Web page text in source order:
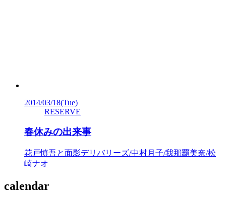
2014/03/18(Tue)
RESERVE
春休みの出来事
花戸慎吾と面影デリバリーズ/中村月子/我那覇美奈/松
崎ナオ
calendar